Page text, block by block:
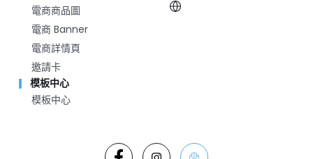
電商商品圖
電商 Banner
電商詳情頁
邀請卡
模板中心
模板中心